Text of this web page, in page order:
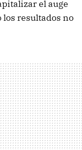
el auge
los resultados no